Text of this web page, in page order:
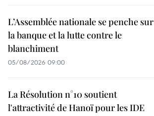
L’Assemblée nationale se penche sur
la banque et la lutte contre le
blanchiment
05/08/2026 09:00
La Résolution n°10 soutient
l'attractivité de Hanoï pour les IDE